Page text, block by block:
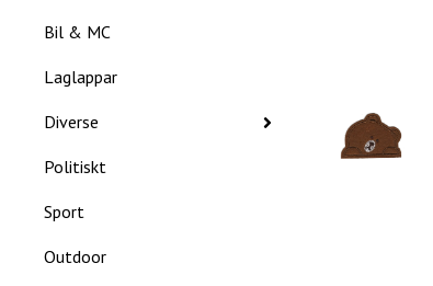
Bil & MC
Laglappar
Diverse
Politiskt
Sport
Outdoor